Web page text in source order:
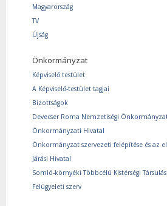
Magyarország
TV
Újság
Önkormányzat
Képviselő testület
A Képviselő-testület tagjai
Bizottságok
Devecser Roma Nemzetiségi
Önkormányzati Hivatal
Önkormányzat szervezeti felépítése és az
Járási Hivatal
Somló-környéki Többcélú Kistérségi Társulás
Felügyeleti szerv